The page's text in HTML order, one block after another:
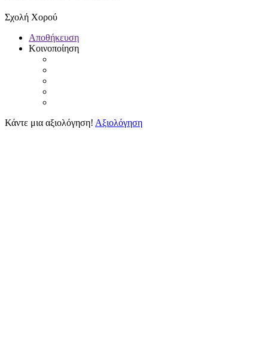
Σχολή Χορού
Αποθήκευση
Κοινοποίηση
Κάντε μια αξιολόγηση! Αξιολόγηση